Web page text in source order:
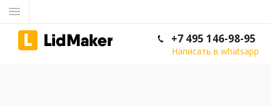
+7 495 146-98-95
Написать в whatsapp